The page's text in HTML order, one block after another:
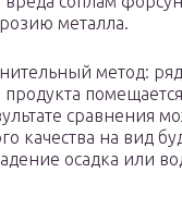
металла.
метод:
продукта
сравнения
качества на вид
осадка или